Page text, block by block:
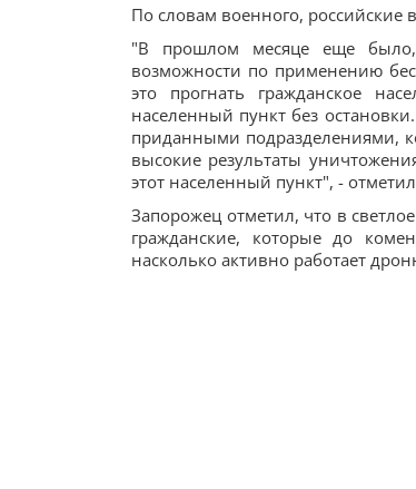
По словам военного,
"В прошлом месяце еще было,
возможности по применению
это прогнать гражданское
населенный пункт без
приданными подразделениями,
высокие результаты
этот населенный пункт", -
Запорожец отметил, что в
гражданские, которые до
насколько активно работает